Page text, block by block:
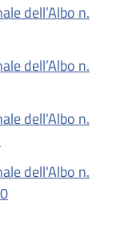
dell’Albo n.
dell’Albo n.
dell'Albo n.
dell'Albo n.